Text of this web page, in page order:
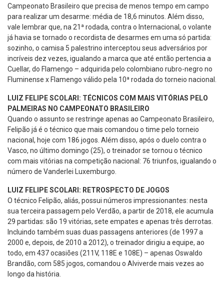
Campeonato Brasileiro que precisa de menos tempo em campo
para realizar um desarme: média de 18,6 minutos. Além disso,
vale lembrar que, na 21ª rodada, contra o Internacional, o volante
já havia se tornado o recordista de desarmes em uma só partida:
sozinho, o camisa 5 palestrino interceptou seus adversários por
incríveis dez vezes, igualando a marca que até então pertencia a
Cuellar, do Flamengo – adquirida pelo colombiano rubro-negro no
Fluminense x Flamengo válido pela 10ª rodada do torneio nacional.
LUIZ FELIPE SCOLARI: TÉCNICOS COM MAIS VITÓRIAS PELO
PALMEIRAS NO CAMPEONATO BRASILEIRO
Quando o assunto se restringe apenas ao Campeonato Brasileiro,
Felipão já é o técnico que mais comandou o time pelo torneio
nacional, hoje com 186 jogos. Além disso, após o duelo contra o
Vasco, no último domingo (25), o treinador se tornou o técnico
com mais vitórias na competição nacional: 76 triunfos, igualando o
número de Vanderlei Luxemburgo.
LUIZ FELIPE SCOLARI: RETROSPECTO DE JOGOS
O técnico Felipão, aliás, possui números impressionantes: nesta
sua terceira passagem pelo Verdão, a partir de 2018, ele acumula
29 partidas: são 19 vitórias, sete empates e apenas três derrotas.
Incluindo também suas duas passagens anteriores (de 1997 a
2000 e, depois, de 2010 a 2012), o treinador dirigiu a equipe, ao
todo, em 437 ocasiões (211V, 118E e 108E) – apenas Oswaldo
Brandão, com 585 jogos, comandou o Alviverde mais vezes ao
longo da história.